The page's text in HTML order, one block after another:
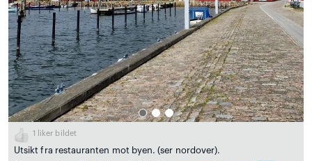
1 liker bildet
Utsikt fra restauranten mot byen. (ser nordover).